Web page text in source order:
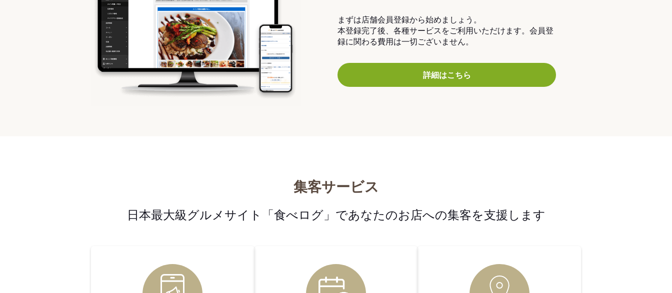
まずは店舗会員登録から始めましょう。
本登録完了後、各種サービスをご利用いただけます。会員登
録に関わる費用は一切ございません。
詳細はこちら
集客サービス
日本最大級グルメサイト「食べログ」であなたのお店への集客を支援します